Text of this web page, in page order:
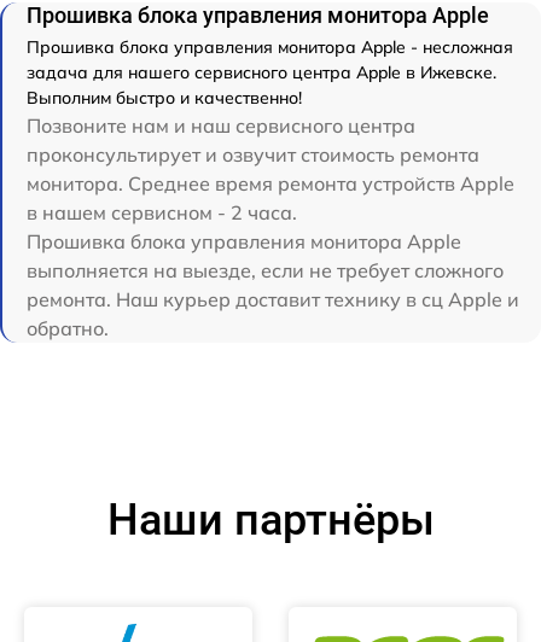
Прошивка блока управления монитора Apple
Прошивка блока управления монитора Apple - несложная
задача для нашего сервисного центра Apple в Ижевске.
Выполним быстро и качественно!
Позвоните нам и наш сервисного центра
проконсультирует и озвучит стоимость ремонта
монитора. Среднее время ремонта устройств Apple
в нашем сервисном - 2 часа.
Прошивка блока управления монитора Apple
выполняется на выезде, если не требует сложного
ремонта. Наш курьер доставит технику в сц Apple и
обратно.
Наши партнёры